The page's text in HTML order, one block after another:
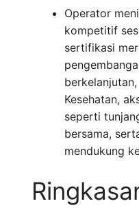
Operator
kompetitif
sertifikasi
Kesehatan,
seperti
bersama,
mendukung